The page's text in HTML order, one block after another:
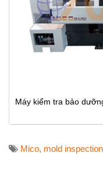
Máy kiểm tra bảo
Mico, mold inspection